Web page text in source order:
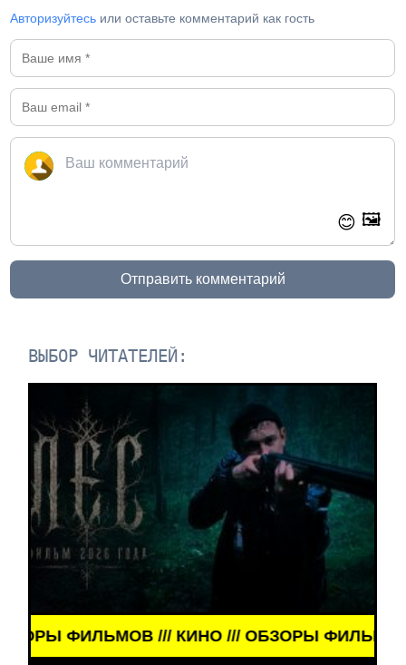
Авторизуйтесь или оставьте комментарий как гость
😊 🖼️
Отправить комментарий
ВЫБОР ЧИТАТЕЛЕЙ:
/// КИНО /// ОБЗОРЫ ФИЛЬМОВ ///